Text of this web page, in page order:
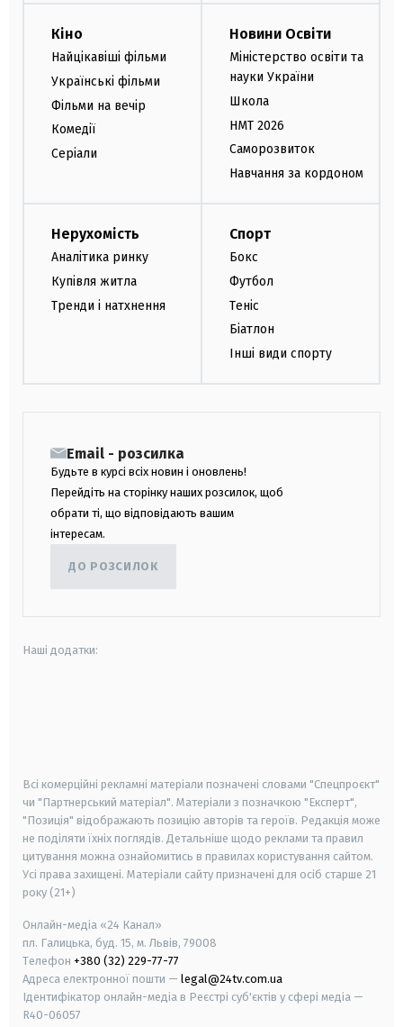
Кіно
Найцікавіші фільми
Українські фільми
Фільми на вечір
Комедії
Серіали
Новини Освіти
Міністерство освіти та
науки України
Школа
НМТ 2026
Саморозвиток
Навчання за кордоном
Нерухомість
Аналітика ринку
Купівля житла
Тренди і натхнення
Спорт
Бокс
Футбол
Теніс
Біатлон
Інші види спорту
Email - розсилка
Будьте в курсі всіх новин і оновлень!
Перейдіть на сторінку наших розсилок, щоб
обрати ті, що відповідають вашим
інтересам.
ДО РОЗСИЛОК
Наші додатки:
Всі комерційні рекламні матеріали позначені словами "Спецпроєкт"
чи "Партнерський матеріал". Матеріали з позначкою "Експерт",
"Позиція" відображають позицію авторів та героїв. Редакція може
не поділяти їхніх поглядів. Детальніше щодо реклами та правил
цитування можна ознайомитись в правилах користування сайтом.
Усі права захищені. Матеріали сайту призначені для осіб старше 21
року (21+)
Онлайн-медіа «24 Канал»
пл. Галицька, буд. 15, м. Львів, 79008
Телефон +380 (32) 229-77-77
Адреса електронної пошти — legal@24tv.com.ua
Ідентифікатор онлайн-медіа в Реєстрі суб'єктів у сфері медіа —
R40-06057